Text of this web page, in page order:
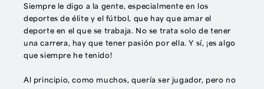
Siempre le digo a la gente, especialmente en los
deportes de élite y el fútbol, que hay que amar el
deporte en el que se trabaja. No se trata solo de tener
una carrera, hay que tener pasión por ella. Y sí, ¡es algo
que siempre he tenido!
Al principio, como muchos, quería ser jugador, pero no